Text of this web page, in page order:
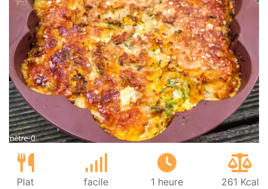
Plat facile 1 heure 261 Kcal